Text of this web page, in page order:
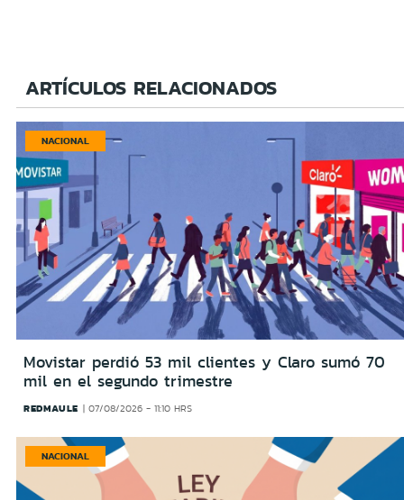
ARTÍCULOS RELACIONADOS
NACIONAL
Movistar perdió 53 mil clientes y Claro sumó 70
mil en el segundo trimestre
REDMAULE 07/08/2026 - 11:10 HRS
NACIONAL